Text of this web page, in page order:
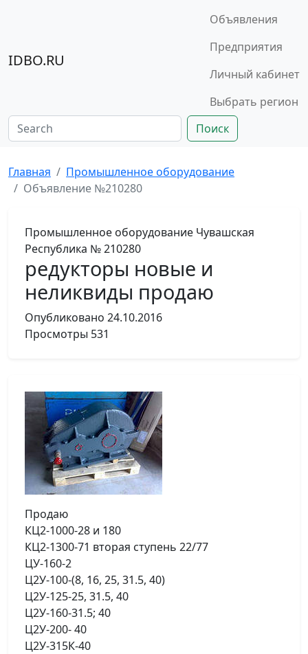
IDBO.RU
Объявления
Предприятия
Личный кабинет
Выбрать регион
Поиск
Главная
Промышленное оборудование
Объявление №210280
Промышленное оборудование Чувашская
Республика № 210280
редукторы новые и
неликвиды продаю
Опубликовано 24.10.2016
Просмотры 531
Продаю
КЦ2-1000-28 и 180
КЦ2-1300-71 вторая ступень 22/77
ЦУ-160-2
Ц2У-100-(8, 16, 25, 31.5, 40)
Ц2У-125-25, 31.5, 40
Ц2У-160-31.5; 40
Ц2У-200- 40
Ц2У-315К-40